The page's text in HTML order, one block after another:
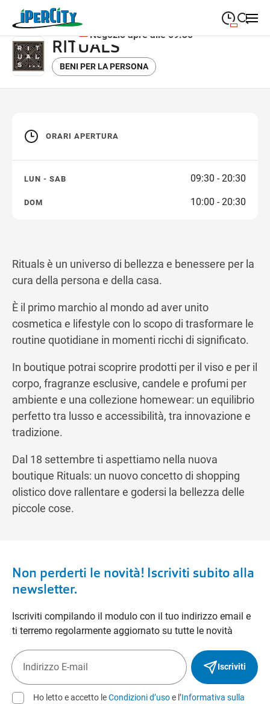
lunedì
LUNEDÌ
martedì
GIOVEDÌ
venerdì
VENERDÌ 09:30 —20:30
SABATO 09:30—20:30
Ottieni indicazioni stradali
Negozio apre alle 09:30
RITUALS
BENI PER LA PERSONA
Rituals è un universo di bellezza e benessere per la
cura della persona e della casa.
È il primo marchio al mondo ad aver unito
cosmetica e lifestyle con lo scopo di trasformare le
routine quotidiane in momenti ricchi di significato.
In boutique potrai scoprire prodotti per il viso e per il
corpo, fragranze esclusive, candele e profumi per
ambiente e una collezione homewear: un equilibrio
perfetto tra lusso e accessibilità, tra innovazione e
tradizione.
Dal 18 settembre ti aspettiamo nella nuova
boutique Rituals: un nuovo concetto di shopping
olistico dove rallentare e godersi la bellezza delle
piccole cose.
ORARI APERTURA
LUN - SAB 09:30 - 20:30
DOM 10:00 - 20:30
Non perderti le novità! Iscriviti subito alla
newsletter.
Iscriviti compilando il modulo con il tuo indirizzo email e
ti terremo regolarmente aggiornato su tutte le novità
Iscriviti
Ho letto e accetto leCondizioni d’usoe l’Informativa sulla